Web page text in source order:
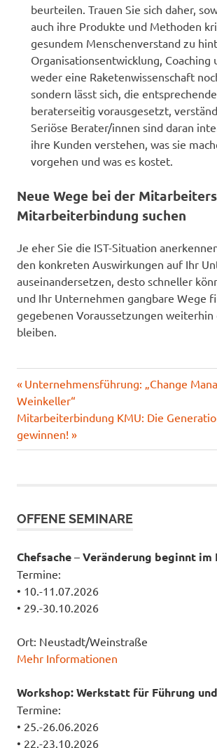
beurteilen. Trauen Sie sich daher,
auch ihre Produkte und Methoden
gesundem Menschenverstand zu
Organisationsentwicklung, Coaching
weder eine Raketenwissenschaft
sondern lässt sich, die
beraterseitig vorausgesetzt,
Seriöse Berater/innen sind daran
ihre Kunden verstehen, was sie
vorgehen und was es kostet.
Neue Wege bei der
Mitarbeiterbindung suchen
Je eher Sie die IST-Situation
den konkreten Auswirkungen auf Ihr
auseinandersetzen, desto schneller
und Ihr Unternehmen gangbare Wege
gegebenen Voraussetzungen
bleiben.
Mitarbeiterbindung
Personalmarketing
Beitrags-
Navigation
Vorheriger
Beitrag:
Unternehmensführung: „Change
Weinkeller“
Nächster
Beitrag:
Mitarbeiterbindung KMU: Die
gewinnen!
OFFENE SEMINARE
Chefsache – Veränderung beginnt im
Termine:
• 10.-11.07.2026
• 29.-30.10.2026
Ort: Neustadt/Weinstraße
Mehr Informationen
Workshop: Werkstatt für Führung
Termine:
• 25.-26.06.2026
• 22.-23.10.2026